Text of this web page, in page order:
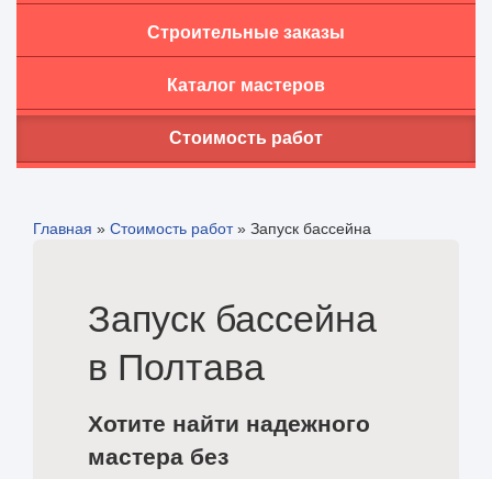
Строительные заказы
Каталог мастеров
Стоимость работ
Главная » Стоимость работ» Запуск бассейна
Запуск бассейна
в Полтава
Хотите найти надежного
мастера без